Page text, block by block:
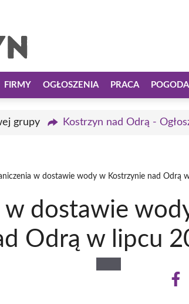
FIRMY OGŁOSZENIA PRACA POGODA
grupy Kostrzyn nad Odrą -
w dostawie wody w Kostrzynie nad Odrą
w dostawie
Odrą w lipcu